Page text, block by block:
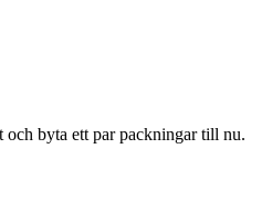
och byta ett par packningar till nu.